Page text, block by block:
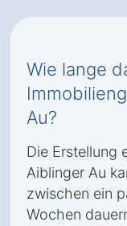
Wie lange
Au?
Die Erstellung
Aiblinger Au
zwischen ein
Wochen